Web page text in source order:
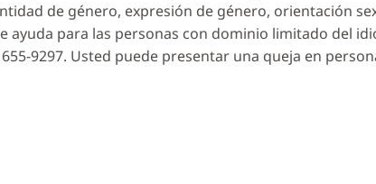
de género, expresión de género, orientación
ayuda para las personas con dominio limitado del
9297. Usted puede presentar una queja en